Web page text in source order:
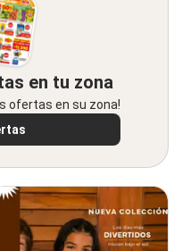
en tu zona
ofertas en su zona!